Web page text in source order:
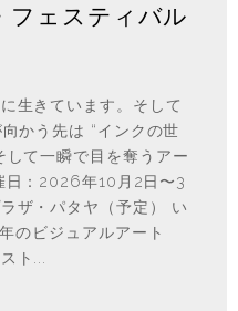
フェスティバル
生きています。そして
かう先は “インクの世
して一瞬で目を奪うアー
日：2026年10月2日〜3
ザ・パタヤ（予定） い
のビジュアルアート
ト...